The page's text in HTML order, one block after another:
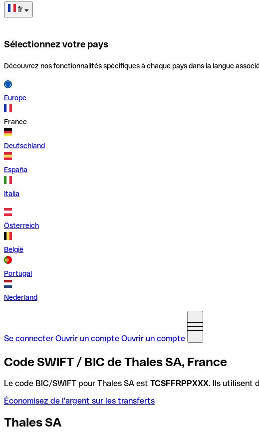
fr
Sélectionnez votre pays
Découvrez nos fonctionnalités spécifiques à chaque pays dans la langue
Europe
France
Deutschland
España
Italia
Österreich
België
Portugal
Nederland
Se connecter Ouvrir un compte Ouvrir un compte
Code SWIFT / BIC de Thales SA, France
Le code BIC/SWIFT pour Thales SA est TCSFFRPPXXX. Ils utilisent
Économisez de l'argent sur les transferts
Thales SA